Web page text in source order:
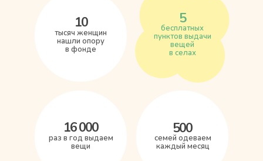
бесплатных
пунктов выдачи
вещей
в селах
5
семей одеваем
каждый месяц
500
раз в год выдаем
вещи
16 000
тысяч женщин
нашли опору
в фонде
10